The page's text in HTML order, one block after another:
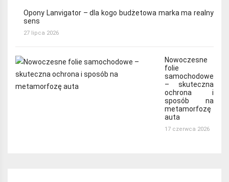
Opony Lanvigator – dla kogo budżetowa marka ma realny
sens
27 lipca 2026
Nowoczesne
folie
samochodowe
– skuteczna
ochrona i
sposób na
metamorfozę
auta
17 czerwca 2026